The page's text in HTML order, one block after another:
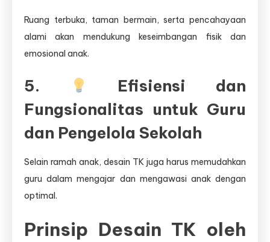
Ruang terbuka, taman bermain, serta pencahayaan
alami akan mendukung keseimbangan fisik dan
emosional anak.
5.
Efisiensi dan
Fungsionalitas untuk Guru
dan Pengelola Sekolah
Selain ramah anak, desain TK juga harus memudahkan
guru dalam mengajar dan mengawasi anak dengan
optimal.
Prinsip Desain TK oleh